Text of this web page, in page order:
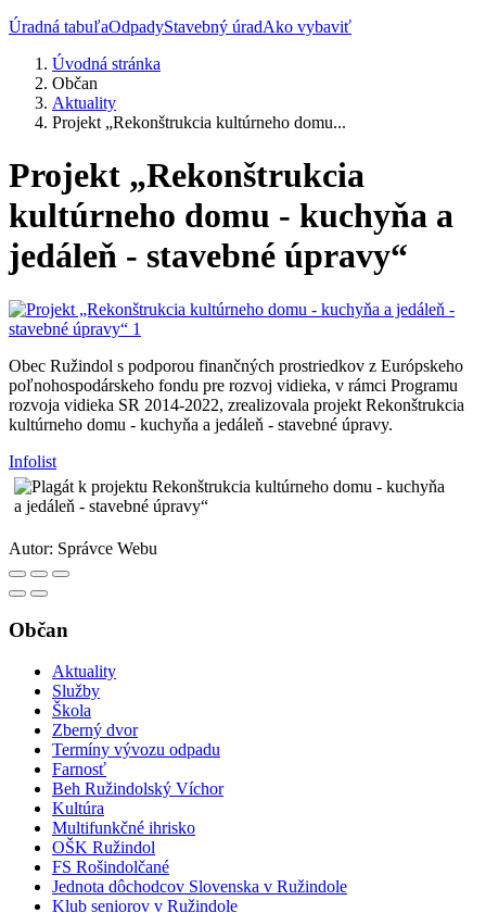
Úradná tabuľaOdpadyStavebný úradAko vybaviť
Úvodná stránka
Občan
Aktuality
Projekt „Rekonštrukcia kultúrneho domu...
Projekt „Rekonštrukcia
kultúrneho domu - kuchyňa a
jedáleň - stavebné úpravy“
Obec Ružindol s podporou finančných prostriedkov z Európskeho
poľnohospodárskeho fondu pre rozvoj vidieka, v rámci Programu
rozvoja vidieka SR 2014-2022, zrealizovala projekt Rekonštrukcia
kultúrneho domu - kuchyňa a jedáleň - stavebné úpravy.
Infolist
Autor: Správce Webu
Občan
Aktuality
Služby
Škola
Zberný dvor
Termíny vývozu odpadu
Farnosť
Beh Ružindolský Víchor
Kultúra
Multifunkčné ihrisko
OŠK Ružindol
FS Rošindolčané
Jednota dôchodcov Slovenska v Ružindole
Klub seniorov v Ružindole